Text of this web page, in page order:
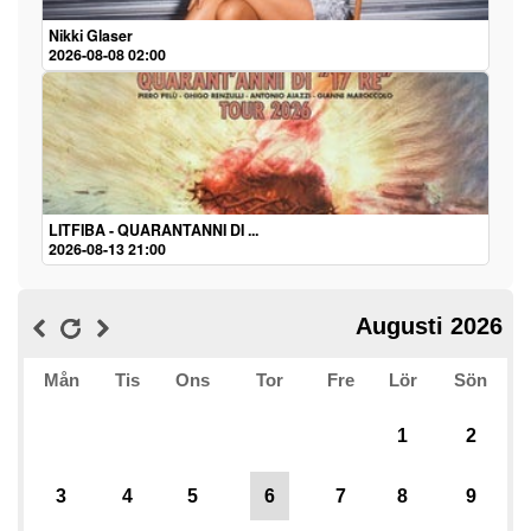
Nikki Glaser
2026-08-08 02:00
LITFIBA - QUARANTANNI DI ...
2026-08-13 21:00
Augusti 2026
Mån Tis Ons Tor Fre Lör Sön
1 2
3 4 5 6 7 8 9